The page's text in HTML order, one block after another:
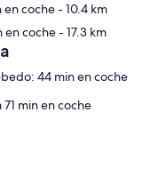
en coche- 10.4 km
en coche- 17.3 km
44 min en coche
min en coche